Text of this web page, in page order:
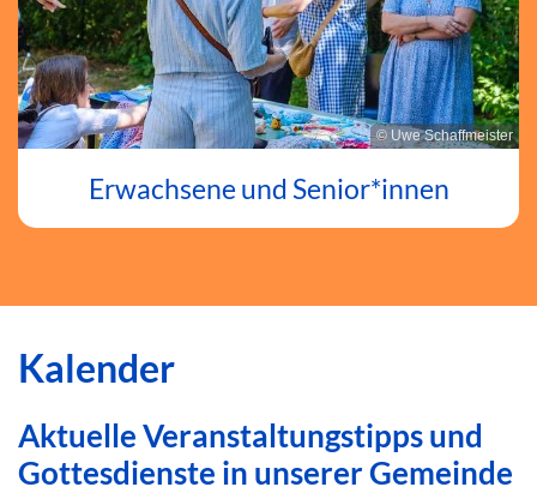
© Uwe Schaffmeister
Erwachsene und Senior*innen
Kalender
Aktuelle Veranstaltungstipps und
Gottesdienste in unserer Gemeinde